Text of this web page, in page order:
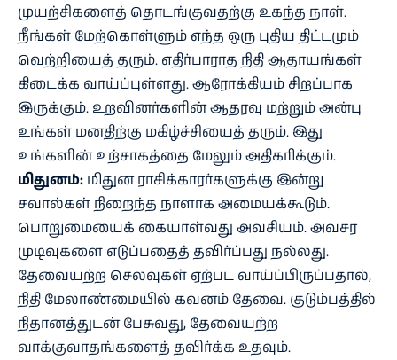
முயற்சிகளைத் தொடங்குவதற்கு உகந்த நாள்.
நீங்கள் மேற்கொள்ளும் எந்த ஒரு புதிய திட்டமும்
வெற்றியைத் தரும். எதிர்பாராத நிதி ஆதாயங்கள்
கிடைக்க வாய்ப்புள்ளது. ஆரோக்கியம் சிறப்பாக
இருக்கும். உறவினர்களின் ஆதரவு மற்றும் அன்பு
உங்கள் மனதிற்கு மகிழ்ச்சியைத் தரும். இது
உங்களின் உற்சாகத்தை மேலும் அதிகரிக்கும்.
மிதுனம்: மிதுன ராசிக்காரர்களுக்கு இன்று
சவால்கள் நிறைந்த நாளாக அமையக்கூடும்.
பொறுமையைக் கையாள்வது அவசியம். அவசர
முடிவுகளை எடுப்பதைத் தவிர்ப்பது நல்லது.
தேவையற்ற செலவுகள் ஏற்பட வாய்ப்பிருப்பதால்,
நிதி மேலாண்மையில் கவனம் தேவை. குடும்பத்தில்
நிதானத்துடன் பேசுவது, தேவையற்ற
வாக்குவாதங்களைத் தவிர்க்க உதவும்.